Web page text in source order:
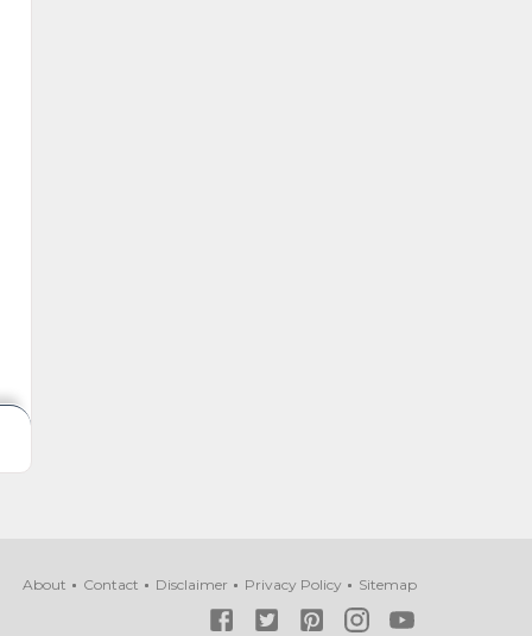
About Contact Disclaimer Privacy Policy Sitemap